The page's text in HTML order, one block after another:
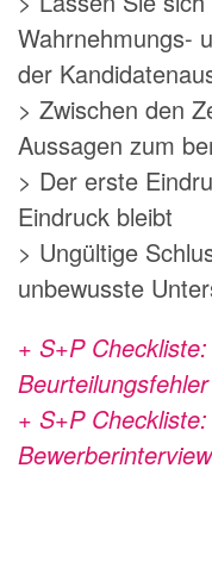
Wahrnehmungs-
der
> Zwischen den
Aussagen zum
> Der erste
Eindruck bleibt
> Ungültige
unbewusste
+ S+P
Beurteilungsfehler
+ S+P